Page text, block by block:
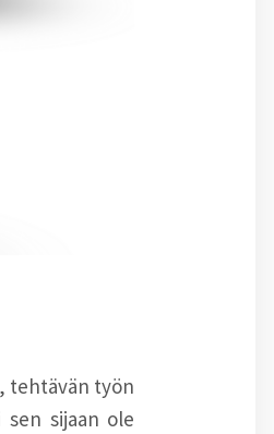
tehtävän työn
sen sijaan ole